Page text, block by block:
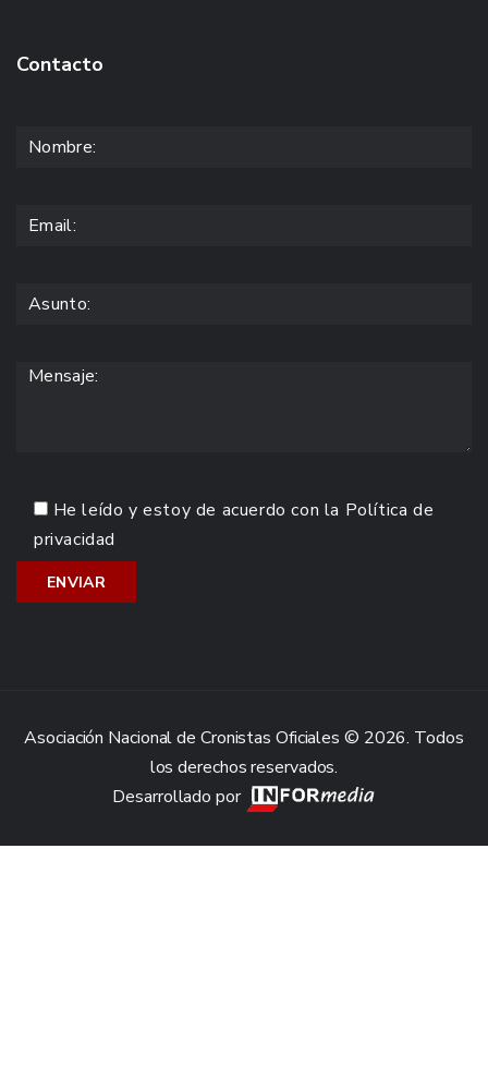
Contacto
He leído y estoy de acuerdo con la Política de
privacidad
Asociación Nacional de Cronistas Oficiales © 2026. Todos
los derechos reservados.
Desarrollado por